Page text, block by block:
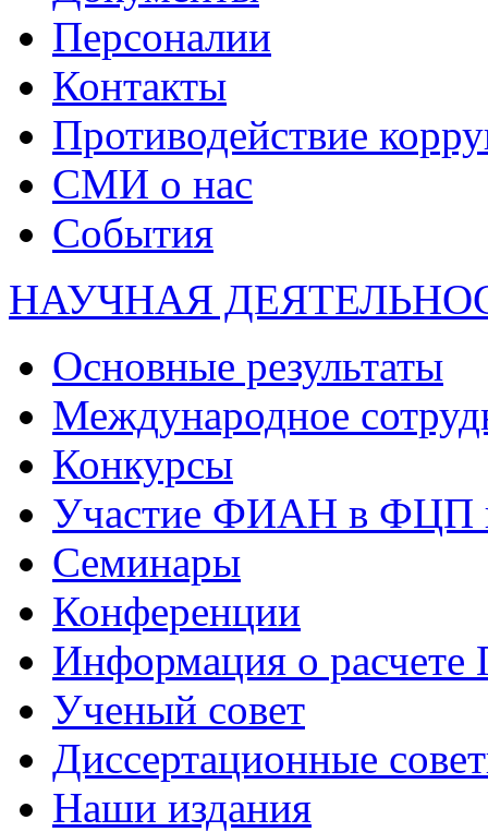
Персоналии
Контакты
Противодействие
СМИ о нас
События
НАУЧНАЯ
Основные результаты
Международное
Конкурсы
Участие ФИАН в ФЦП
Семинары
Конференции
Информация о
Ученый совет
Диссертационные
Наши издания